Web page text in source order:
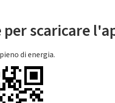
scaricare
di energia.